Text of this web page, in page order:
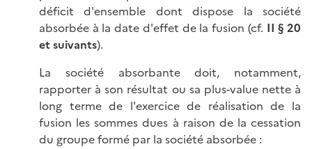
déficit d'ensemble dont dispose la société
absorbée à la date d'effet de la fusion (cf. II § 20
et suivants).
La société absorbante doit, notamment,
rapporter à son résultat ou sa plus-value nette à
long terme de l'exercice de réalisation de la
fusion les sommes dues à raison de la cessation
du groupe formé par la société absorbée :